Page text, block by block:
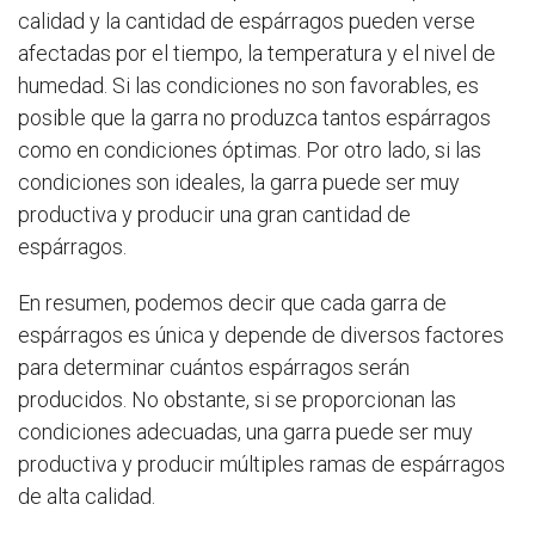
calidad y la cantidad de espárragos pueden verse
afectadas por el tiempo, la temperatura y el nivel de
humedad. Si las condiciones no son favorables, es
posible que la garra no produzca tantos espárragos
como en condiciones óptimas. Por otro lado, si las
condiciones son ideales, la garra puede ser muy
productiva y producir una gran cantidad de
espárragos.
En resumen, podemos decir que cada garra de
espárragos es única y depende de diversos factores
para determinar cuántos espárragos serán
producidos. No obstante, si se proporcionan las
condiciones adecuadas, una garra puede ser muy
productiva y producir múltiples ramas de espárragos
de alta calidad.